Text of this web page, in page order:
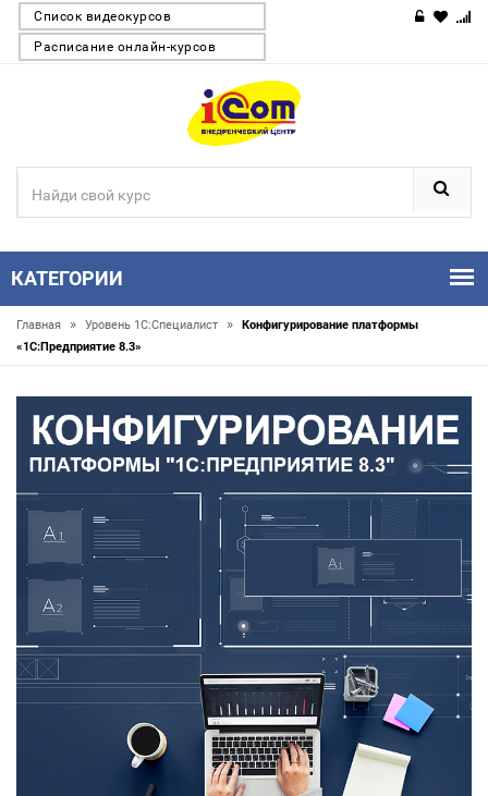
Список видеокурсов
Расписание онлайн-курсов
КАТЕГОРИИ
Главная » Уровень 1С:Специалист »
Конфигурирование платформы
«1С:Предприятие 8.3»